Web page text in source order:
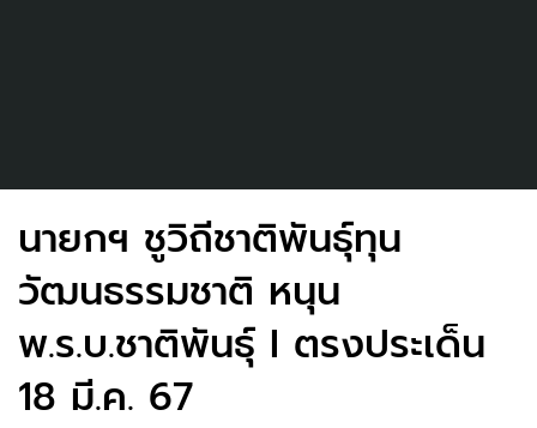
นายกฯ ชูวิถีชาติพันธุ์ทุน
วัฒนธรรมชาติ หนุน
พ.ร.บ.ชาติพันธุ์ I ตรงประเด็น
18 มี.ค. 67